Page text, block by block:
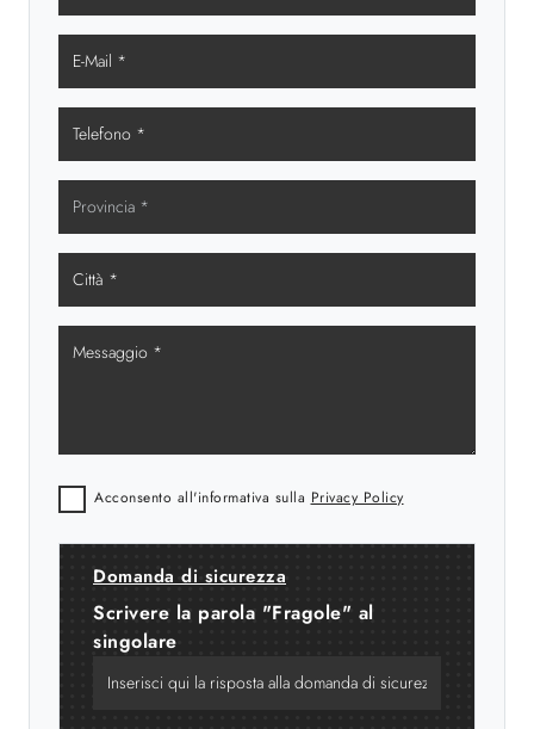
Acconsento all'informativa sulla Privacy Policy
Domanda di sicurezza
Scrivere la parola "Fragole" al
singolare